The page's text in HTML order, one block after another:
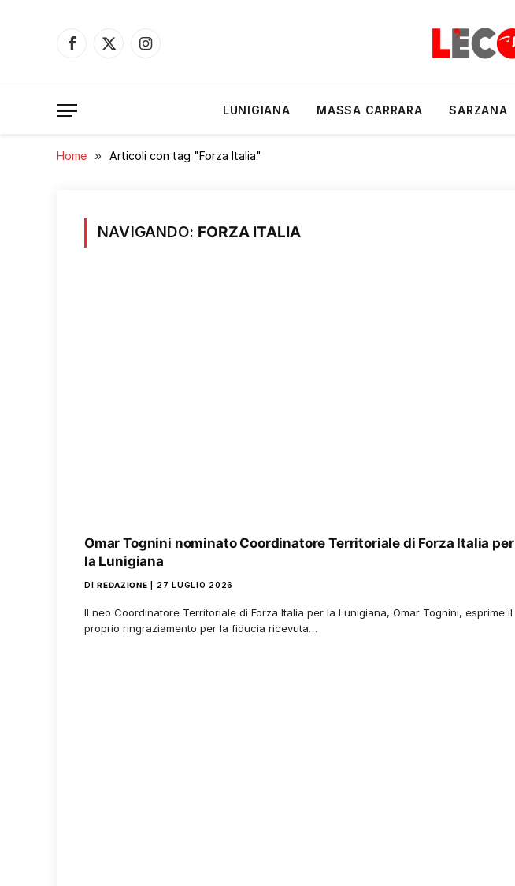
Facebook
X
Instagram
LUNIGIANA MASSA CARRARA SARZANA
Home » Articoli con tag "Forza Italia"
NAVIGANDO: FORZA ITALIA
Omar Tognini nominato Coordinatore Territoriale di Forza Italia per
la Lunigiana
DI REDAZIONE 27 LUGLIO 2026
Il neo Coordinatore Territoriale di Forza Italia per la Lunigiana, Omar Tognini, esprime il
proprio ringraziamento per la fiducia ricevuta…